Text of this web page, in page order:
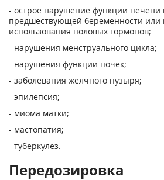
- острое нарушение функции печени
предшествующей беременности
использования половых гормонов;
- нарушения менструального цикла;
- нарушения функции почек;
- заболевания желчного пузыря;
- эпилепсия;
- миома матки;
- мастопатия;
- туберкулез.
Передозировка